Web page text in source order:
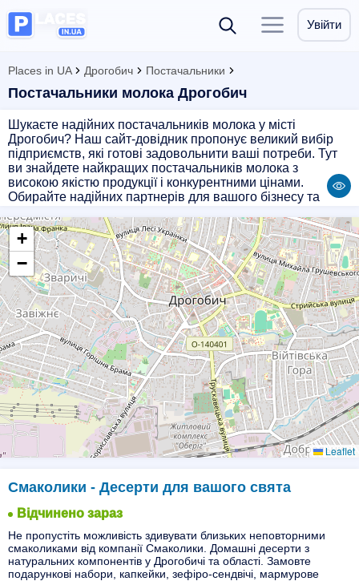
Увійти
Places in UA Дрогобич Постачальники
Постачальники молока Дрогобич
Шукаєте надійних постачальників молока у місті
Дрогобич? Наш сайт-довідник пропонує великий вибір
підприємств, які готові задовольнити ваші потреби. Тут
ви знайдете найкращих постачальників молока з
високою якістю продукції і конкурентними цінами.
Обирайте надійних партнерів для вашого бізнесу та
продуктів. Не втрачайте час, звертайтесь до довідника
постачальників прямо зараз!
+
−
Leaflet
Смаколики - Десерти для вашого свята
Відчинено зараз
Не пропустіть можливість здивувати близьких неповторними
смаколиками від компанії Смаколики. Домашні десерти з
натуральних компонентів у Дрогобичі та області. Замовте
подарункові набори, капкейки, зефіро-сендвічі, мармурове